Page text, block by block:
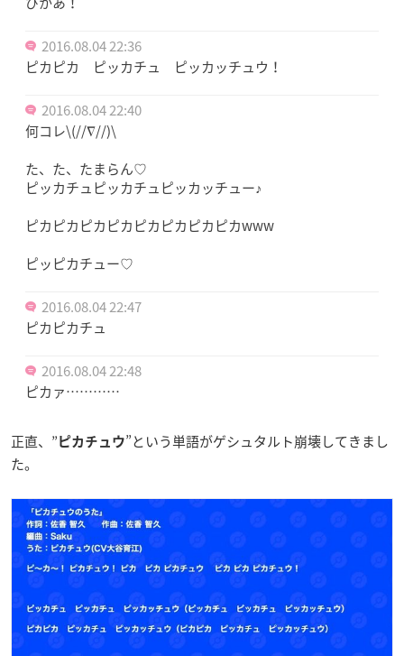
2016.08.04 22:36
ピカピカ ピッカチュ ピッカッチュウ！
2016.08.04 22:40
何コレ\(//∇//)\
た、た、たまらん♡
ピッカチュピッカチュピッカッチュー♪
ピカピカピカピカピカピカピカピカwww
ピッピカチュー♡
2016.08.04 22:47
ピカピカチュ
2016.08.04 22:48
ピカァ…………
正直、” ピカチュウ”という単語がゲシュタルト崩壊してきまし
た。